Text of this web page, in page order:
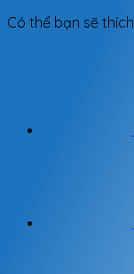
Có thể bạn sẽ thích